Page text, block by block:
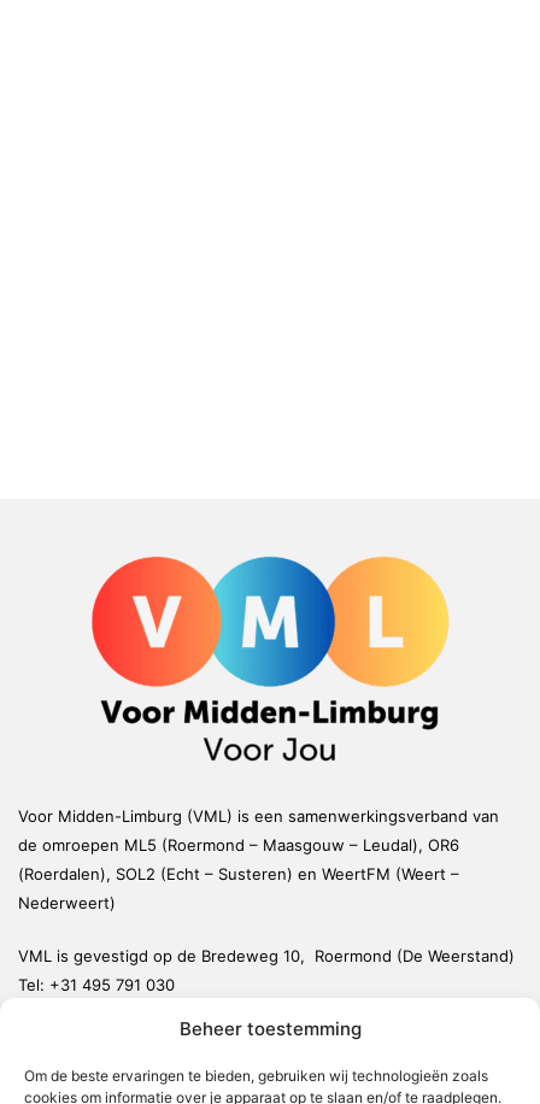
Beheer toestemming
Om de beste ervaringen te bieden, gebruiken wij technologieën zoals
cookies om informatie over je apparaat op te slaan en/of te raadplegen.
Voor Midden-Limburg (VML) is een samenwerkingsverband van
de omroepen ML5 (Roermond – Maasgouw – Leudal), OR6
(Roerdalen), SOL2 (Echt – Susteren) en WeertFM (Weert –
Nederweert)
VML is gevestigd op de Bredeweg 10, Roermond (De Weerstand)
Tel: +31 495 791 030
Weert